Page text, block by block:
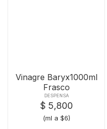
Vinagre Baryx1000ml
Frasco
DESPENSA
$ 5,800
(ml a $6)